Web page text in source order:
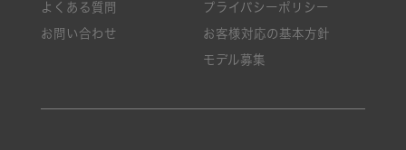
よくある質問
お問い合わせ
プライバシーポリシー
お客様対応の基本方針
モデル募集